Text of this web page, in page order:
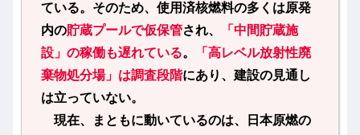
ている。そのため、使用済核燃料の多くは原発
内の貯蔵プールで仮保管され、
「中間貯蔵施
設」の稼働も遅れている。
「高レベル放射性廃
棄物処分場」は調査段階にあり、建設の見通し
は立っていない。
現在、まともに動いているのは、日本原燃の